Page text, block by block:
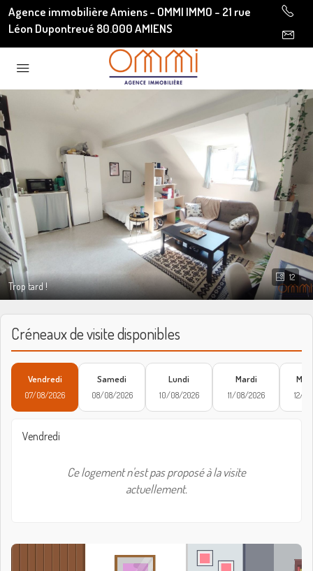
Agence immobilière Amiens - OMMI IMMO - 21 rue
Léon Dupontreué 80.000 AMIENS
12
Trop tard !
Créneaux de visite disponibles
Vendredi
07/08/2026
Samedi
08/08/2026
Lundi
10/08/2026
Mardi
11/08/2026 12/
Vendredi
Ce logement n'est pas proposé à la visite
actuellement.